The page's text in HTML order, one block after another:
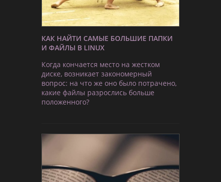
КАК НАЙТИ САМЫЕ БОЛЬШИЕ ПАПКИ
И ФАЙЛЫ В LINUX
Когда кончается место на жестком
диске, возникает закономерный
вопрос: на что же оно было потрачено,
какие файлы разрослись больше
положенного?